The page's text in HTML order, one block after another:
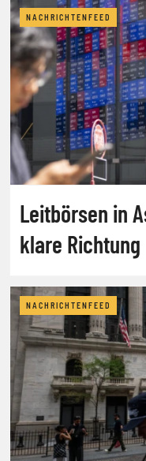
NACHRICHTENFEED
Leitbörsen in
klare Richtung
NACHRICHTENFEED